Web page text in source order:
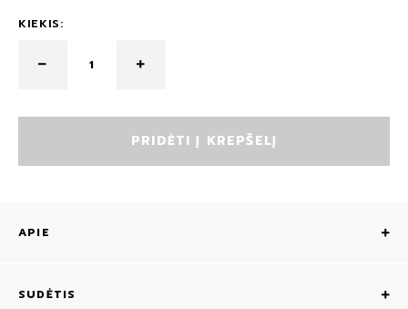
KIEKIS:
PRIDĖTI Į KREPŠELĮ
APIE
SUDĖTIS